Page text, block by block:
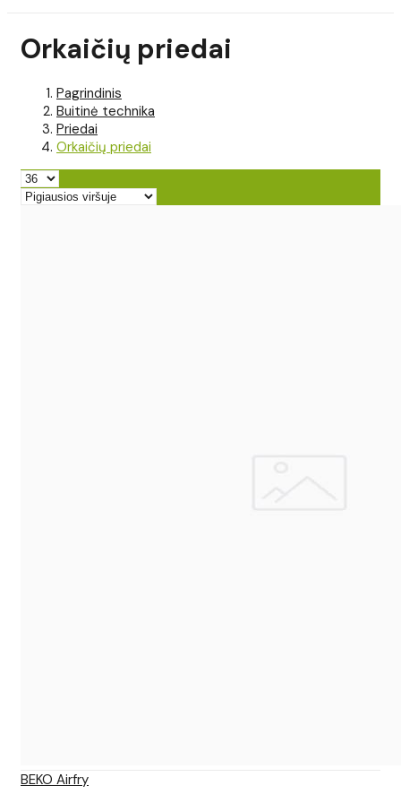
Orkaičių priedai
Pagrindinis
Buitinė technika
Priedai
Orkaičių priedai
BEKO Airfry